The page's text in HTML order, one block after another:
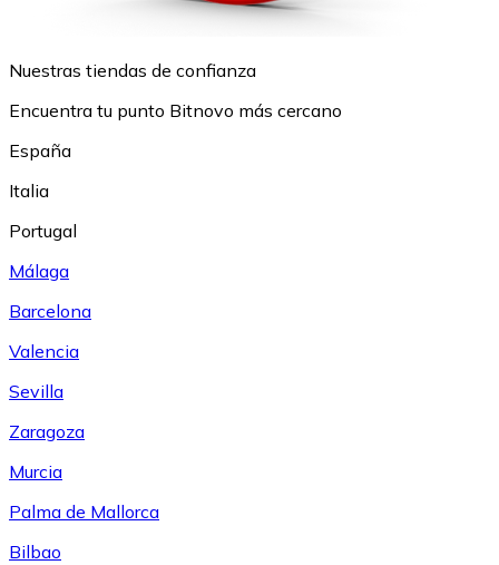
Nuestras tiendas de confianza
Encuentra tu punto Bitnovo más cercano
España
Italia
Portugal
Málaga
Barcelona
Valencia
Sevilla
Zaragoza
Murcia
Palma de Mallorca
Bilbao